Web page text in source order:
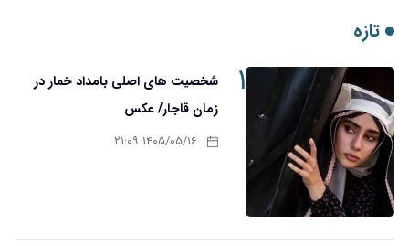
تازه
۱
شخصیت های اصلی بامداد خمار در
زمان قاجار/ عکس
۱۴۰۵/۰۵/۱۶ ۲۱:۰۹